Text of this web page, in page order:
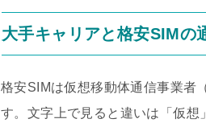
大手キャリアと格安SIMの
格安SIMは仮想移動体通信事業者
す。文字上で見ると違いは「仮